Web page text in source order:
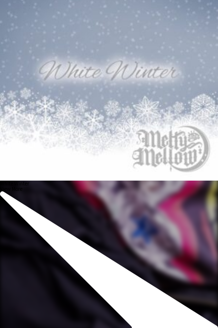
White Winter